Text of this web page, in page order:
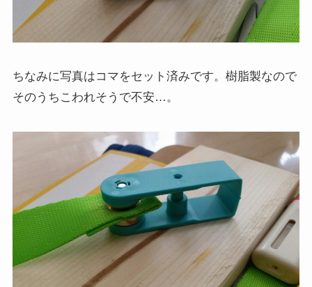
ちなみに写真はコマをセット済みです。樹脂製なので
そのうちこわれそうで不安…。